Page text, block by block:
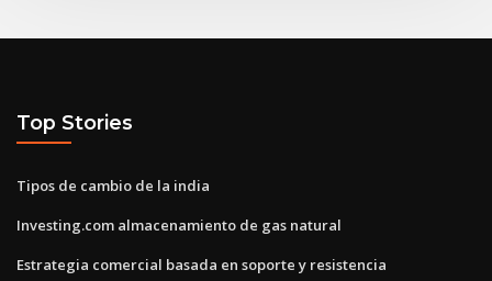
Top Stories
Tipos de cambio de la india
Investing.com almacenamiento de gas natural
Estrategia comercial basada en soporte y resistencia